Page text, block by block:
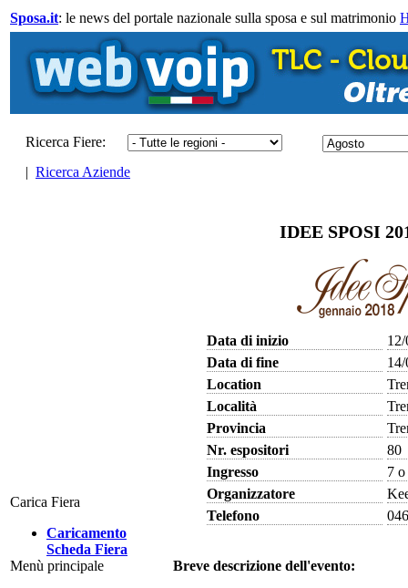
Sposa.it: le news del portale nazionale sulla sposa e sul matrimonio
Ricerca Fiere:
| Ricerca Aziende
Carica Fiera
Caricamento
Scheda Fiera
Menù principale
IDEE SPOSI
Data di inizio
Data di fine
Location
Località
Provincia
Nr. espositori
80
Ingresso
7
Organizzatore
Telefono
Breve descrizione dell'evento: